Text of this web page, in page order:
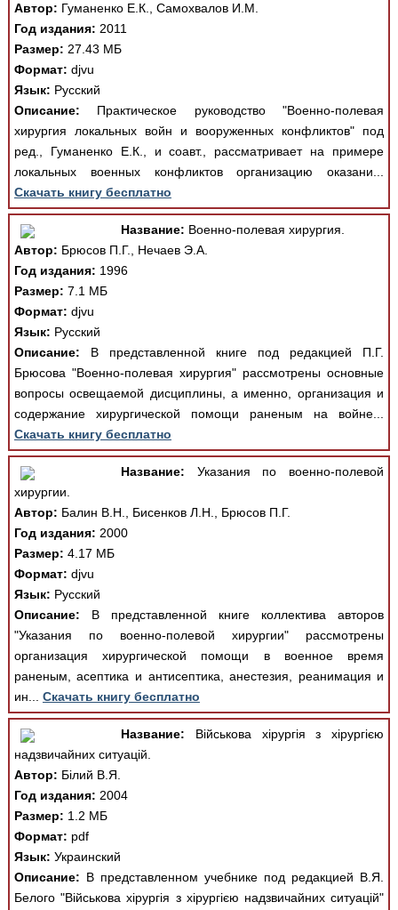
Автор: Гуманенко Е.К., Самохвалов И.М.
Год издания: 2011
Размер: 27.43 МБ
Формат: djvu
Язык: Русский
Описание: Практическое руководство "Военно-полевая
хирургия локальных войн и вооруженных конфликтов" под
ред., Гуманенко Е.К., и соавт., рассматривает на примере
локальных военных конфликтов организацию оказани...
Скачать книгу бесплатно
Название: Военно-полевая хирургия.
Автор: Брюсов П.Г., Нечаев Э.А.
Год издания: 1996
Размер: 7.1 МБ
Формат: djvu
Язык: Русский
Описание: В представленной книге под редакцией П.Г.
Брюсова "Военно-полевая хирургия" рассмотрены основные
вопросы освещаемой дисциплины, а именно, организация и
содержание хирургической помощи раненым на войне...
Скачать книгу бесплатно
Название: Указания по военно-полевой
хирургии.
Автор: Балин В.Н., Бисенков Л.Н., Брюсов П.Г.
Год издания: 2000
Размер: 4.17 МБ
Формат: djvu
Язык: Русский
Описание: В представленной книге коллектива авторов
"Указания по военно-полевой хирургии" рассмотрены
организация хирургической помощи в военное время
раненым, асептика и антисептика, анестезия, реанимация и
ин... Скачать книгу бесплатно
Название: Військова хірургія з хірургією
надзвичайних ситуацій.
Автор: Білий В.Я.
Год издания: 2004
Размер: 1.2 МБ
Формат: pdf
Язык: Украинский
Описание: В представленном учебнике под редакцией В.Я.
Белого "Військова хірургія з хірургією надзвичайних ситуацій"